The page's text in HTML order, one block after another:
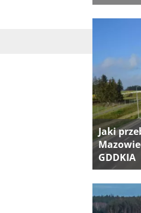
Jaki
GDDKIA